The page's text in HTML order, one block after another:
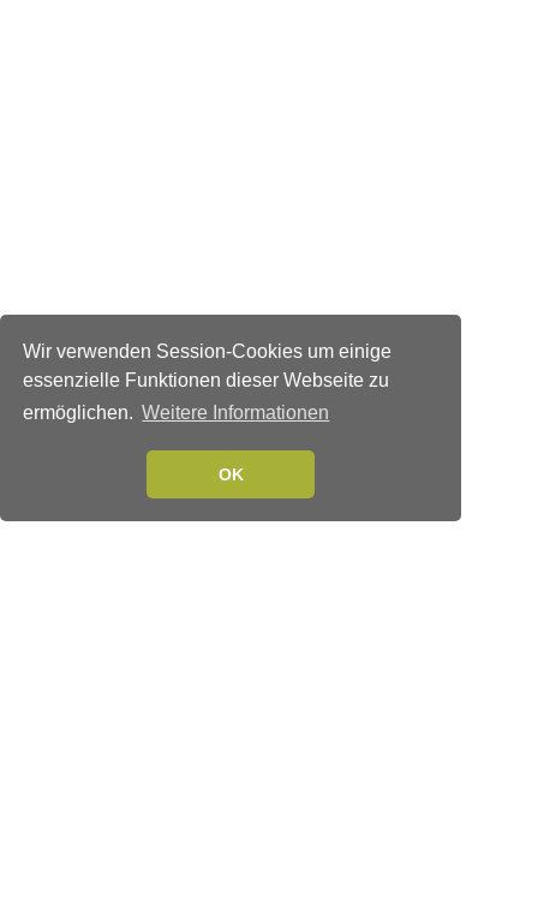
Wir verwenden Session-Cookies um einige
essenzielle Funktionen dieser Webseite zu
ermöglichen. Weitere Informationen
OK